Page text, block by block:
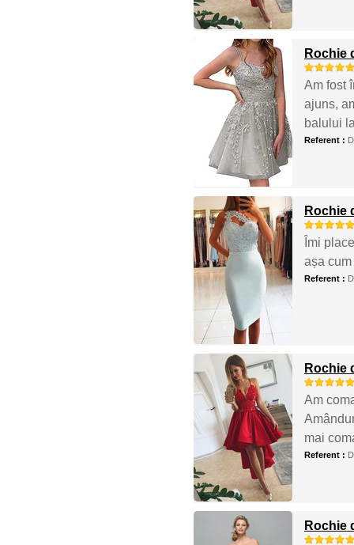
Rochie
Am fost
ajuns,
balului
Referent :
Rochie
Îmi
așa
Referent :
Rochie
Am
mai
Referent :
Rochie